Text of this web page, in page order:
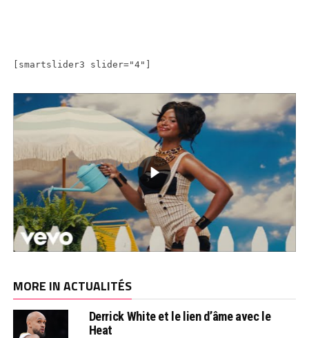
[smartslider3 slider="4"]
MORE IN ACTUALITÉS
Derrick White et le lien d’âme avec le
Heat